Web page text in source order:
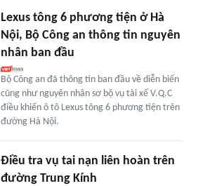
Lexus tông 6 phương tiện ở Hà
Nội, Bộ Công an thông tin nguyên
nhân ban đầu
Bộ Công an đã thông tin ban đầu về diễn biến
cũng như nguyên nhân sơ bộ vụ tài xế V.Q.C
điều khiển ô tô Lexus tông 6 phương tiện trên
đường Hà Nội.
Điều tra vụ tai nạn liên hoàn trên
đường Trung Kính